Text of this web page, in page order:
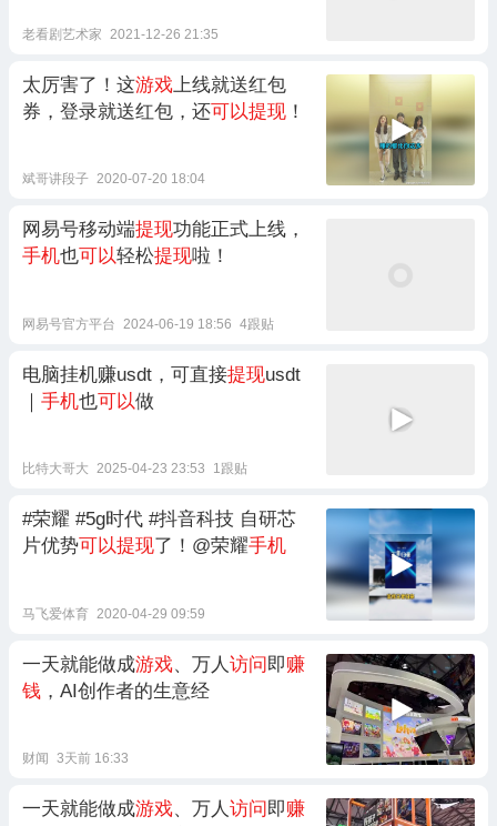
老看剧艺术家 2021-12-26 21:35
太厉害了！这游戏上线就送红包
券，登录就送红包，还可以提现 ！
斌哥讲段子 2020-07-20 18:04
网易号移动端提现功能正式上线，
手机也可以轻松提现啦！
网易号官方平台 2024-06-19 18:56 4跟贴
电脑挂机赚usdt，可直接提现usdt
｜ 手机也可以做
比特大哥大 2025-04-23 23:53 1跟贴
#荣耀 #5g时代 #抖音科技 自研芯
片优势可以提现了！@荣耀手机
马飞爱体育 2020-04-29 09:59
一天就能做成游戏、万人 访问即赚
钱 ，AI创作者的生意经
财闻 3天前 16:33
一天就能做成游戏、万人访问 即赚